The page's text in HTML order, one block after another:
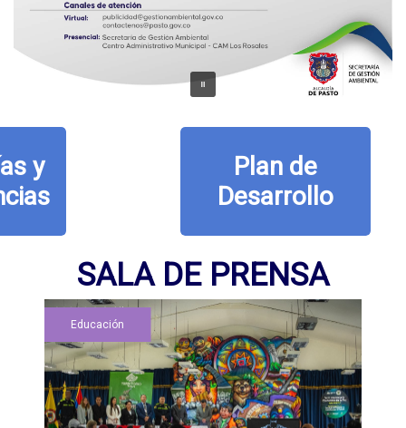
Plan de
Desarrollo
SALA DE PRENSA
Educación